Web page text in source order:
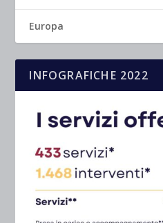
Europa
INFOGRAFICHE 2022